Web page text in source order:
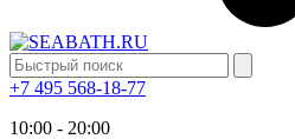
+7 495 568-18-77
10:00 - 20:00